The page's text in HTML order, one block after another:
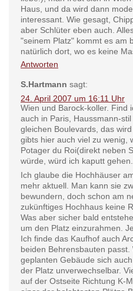
Haus, und da wird dann
interessant. Wie gesagt,
aber Schlüter eben auch.
"seinem Platz" kommt es am
natürlich dort, wo es keine
Antworten
S.Hartmann sagt:
24. April 2007 um 16:11 Uhr
Wien und Barock-koller. Find
auch in Paris, Haussmann-
gleichen Boulevards, das
gibts hier auch viel zu wenig,
Potager du Roi(direkt neben
würde, würd ich kaputt gehen.
Ich glaube die Hochhäuser
mehr aktuell. Man kann sie
bewundern, doch schon am
zukünftiges Hochhaus keine
Was aber sicher bald
um den Platz einzurahmen.
Ich finde das Kaufhof auch
beiden Behrensbauten
geplanten Gebäude sich
der Platz unverwechselbar.
auf der Ostseite Richtung K-